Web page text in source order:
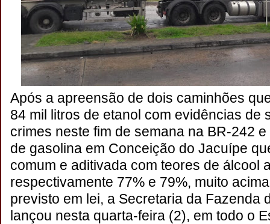
Após a apreensão de dois caminhões
84 mil litros de etanol com evidências de
crimes neste fim de semana na BR-242
de gasolina em Conceição do Jacuípe
comum e aditivada com teores de álcool
respectivamente 77% e 79%, muito
previsto em lei, a Secretaria da Fazenda
lançou nesta quarta-feira (2), em todo o